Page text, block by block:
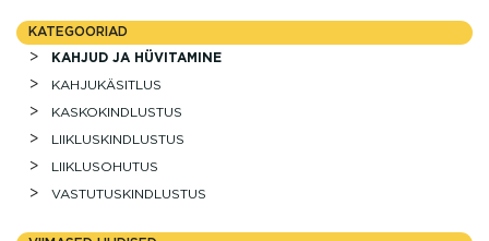
KATEGOORIAD
KAHJUD JA HÜVITAMINE
KAHJUKÄSITLUS
KASKOKINDLUSTUS
LIIKLUSKINDLUSTUS
LIIKLUSOHUTUS
VASTUTUSKINDLUSTUS